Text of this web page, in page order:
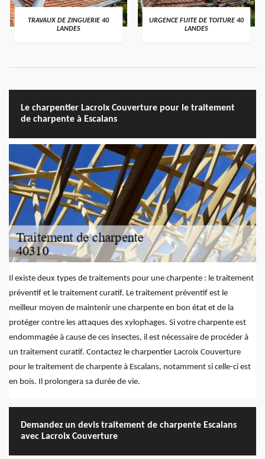
TRAVAUX DE ZINGUERIE 40
LANDES
URGENCE FUITE DE TOITURE 40
LANDES
Le charpentier Lacroix Couverture pour le traitement
de charpente à Escalans
Il existe deux types de traitements pour une charpente : le traitement
préventif et le traitement curatif. Le traitement préventif est le
meilleur moyen de maintenir une charpente en bon état et de la
protéger contre les attaques des xylophages. Si votre charpente est
endommagée à cause de ces insectes, il est nécessaire de procéder à
un traitement curatif. Contactez le charpentier Lacroix Couverture
pour le traitement de charpente à Escalans, notamment si celle-ci est
en bois. Il prolongera sa durée de vie.
Demandez un devis traitement de charpente Escalans
avec Lacroix Couverture